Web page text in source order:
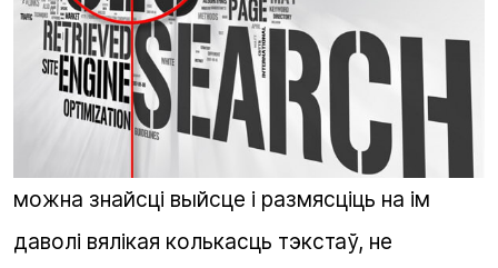
можна знайсці выйсце і размясціць на ім
даволі вялікая колькасць тэкстаў, не